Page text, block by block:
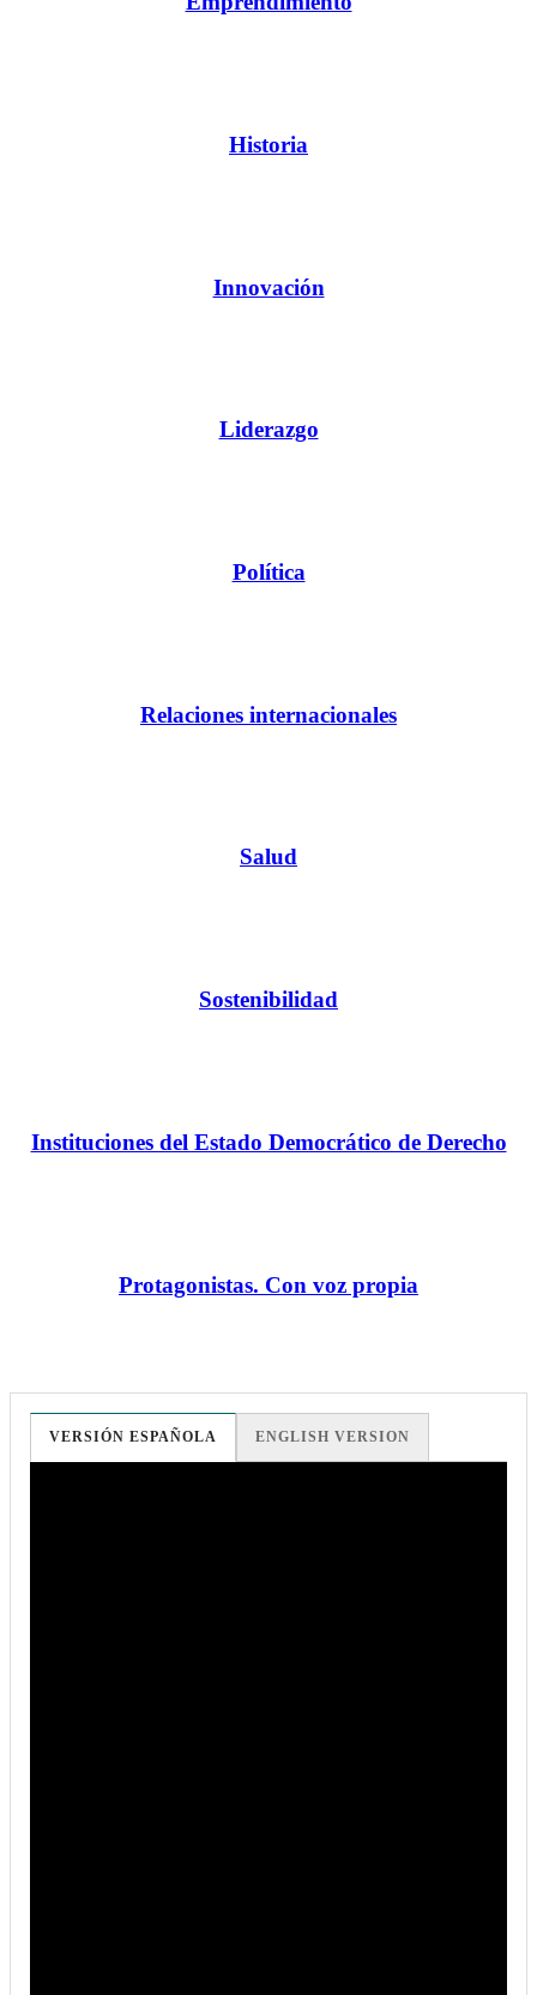
Historia
Innovación
Liderazgo
Política
Relaciones internacionales
Salud
Sostenibilidad
Instituciones del Estado Democrático de Derecho
Protagonistas. Con voz propia
VERSIÓN ESPAÑOLA ENGLISH VERSION